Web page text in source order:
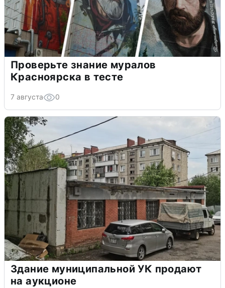
Проверьте знание муралов
Красноярска в тесте
7 августа 0
Здание муниципальной УК продают
на аукционе